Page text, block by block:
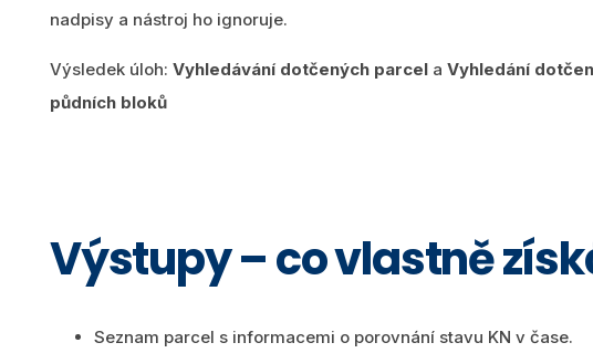
nadpisy a nástroj ho ignoruje.
Výsledek úloh: Vyhledávání dotčených parcel a Vyhledání
půdních bloků
Výstupy – co vlastně
Seznam parcel s informacemi o porovnání stavu KN v čase.